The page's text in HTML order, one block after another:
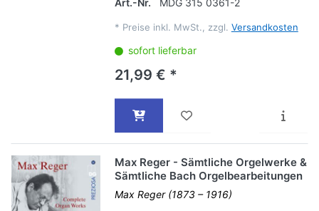
Art.-Nr. MDG 315 0361-2
* Preise inkl. MwSt., zzgl. Versandkosten
sofort lieferbar
21,99 € *
Max Reger - Sämtliche Orgelwerke &
Sämtliche Bach Orgelbearbeitungen
Max Reger (1873 – 1916)